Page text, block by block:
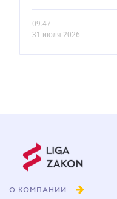
09.47
31 июля 2026
О КОМПАНИИ